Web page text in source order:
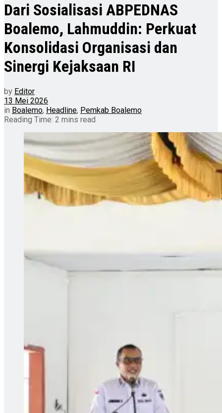
Dari Sosialisasi ABPEDNAS
Boalemo, Lahmuddin: Perkuat
Konsolidasi Organisasi dan
Sinergi Kejaksaan RI
by Editor
13 Mei 2026
in Boalemo, Headline, Pemkab Boalemo
Reading Time: 2 mins read